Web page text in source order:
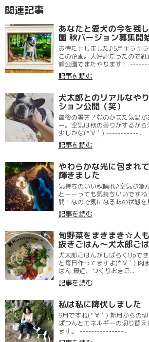
関連記事
あなたと愛犬の今を残
園 秋バージョン募集開
お待たせしました♪5月キラキ
この企画。大好評だったので
峰公園でまたやります！
記事を読む
犬太郎とのリアルなや
ション公開（笑）
最後の暑さ？なのかまた気温
ー。空気は秋の香りがするか
少しかな(*´∀｀) -----------...
記事を読む
やわらかな光に包まれ
輝きました
気持ちのいい秋晴れ♪空気が澄
とーーっても気持ちいいです
間！なので気になるあの状態を
記事を読む
旬野菜をまきまき☆人
抜きごはん〜犬太郎ご
犬太郎ごはんがしばらくUpで
と毎日作ってますよ(*´∀｀) 肉
はん 最近、つくりおきご...
記事を読む
私は私に降伏しました
9月ですね(*´∀｀) 新月からの
ぱつんとエネルギーの切り替
ます。 ---------------...